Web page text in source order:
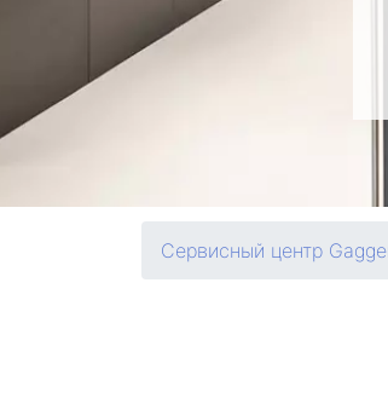
Сервисный центр